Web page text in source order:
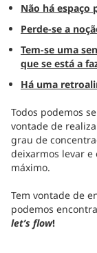
Não há espaço
Perde-se a
Tem-se uma
que se está a
Há uma
Todos podemos
vontade de
grau de
deixarmos levar e
máximo.
Tem vontade de
podemos
let’s flow!